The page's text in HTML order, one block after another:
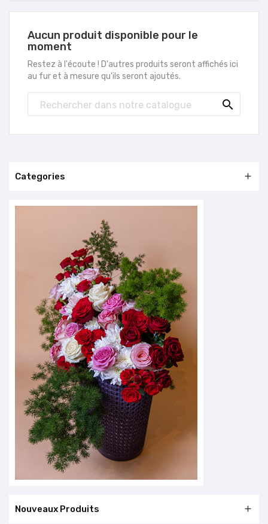
Aucun produit disponible pour le
moment
Restez à l'écoute ! D'autres produits seront affichés ici
au fur et à mesure qu'ils seront ajoutés.

Categories 
Nouveaux Produits 